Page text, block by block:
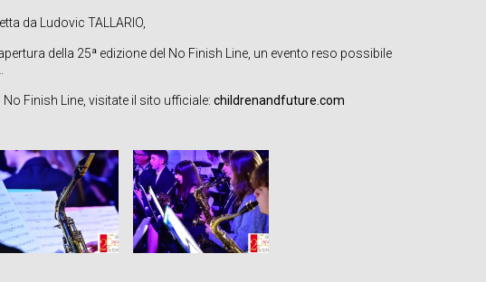
da Ludovic TALLARIO,
della 25ª edizione del No Finish Line, un evento reso possibile
Finish Line, visitate il sito ufficiale: childrenandfuture.com